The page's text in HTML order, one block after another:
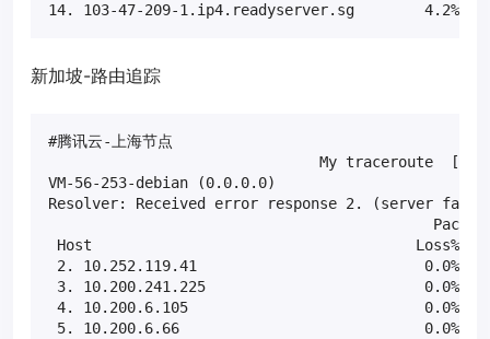
14. 103-47-209-1.ip4.readyserver.sg        4.2%
新加坡-路由追踪
#腾讯云-上海节点
My traceroute
VM-56-253-debian (0.0.0.0)
Resolver: Received error response 2. (server
Host                                     Loss%   Snt
2. 10.252.119.41                          0.0%
3. 10.200.241.225                         0.0%
4. 10.200.6.105                           0.0%
5. 10.200.6.66                            0.0%